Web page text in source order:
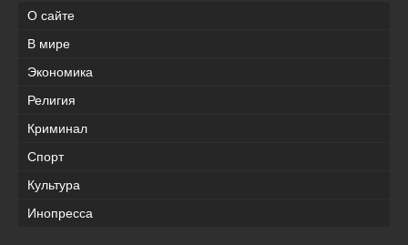
О сайте
В мире
Экономика
Религия
Криминал
Спорт
Культура
Инопресса